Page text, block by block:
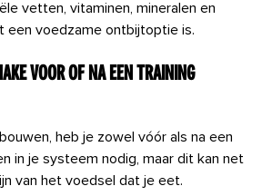
vetten, vitaminen, mineralen en
een voedzame ontbijtoptie is.
voor of na een training
heb je zowel vóór als na een
in je systeem nodig, maar dit kan net
van het voedsel dat je eet.